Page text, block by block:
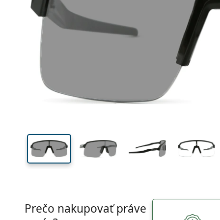
Šírka očnice
Šírka
očnice
Prečo nakupovať práve